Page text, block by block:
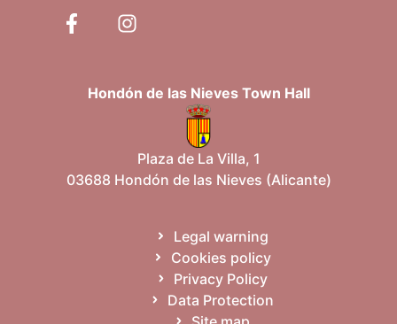
Hondón de las Nieves Town Hall
Plaza de La Villa, 1
03688 Hondón de las Nieves (Alicante)
Legal warning
Cookies policy
Privacy Policy
Data Protection